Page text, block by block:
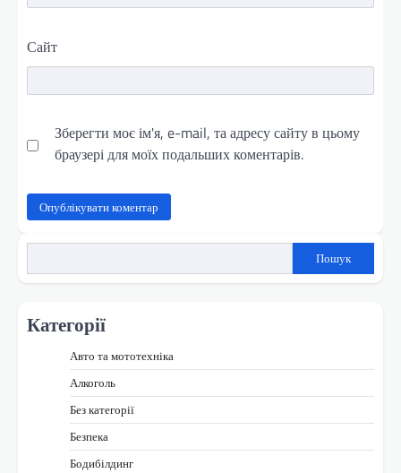
Сайт
Зберегти моє ім'я, e-mail, та адресу сайту в цьому
браузері для моїх подальших коментарів.
Пошук
Категорії
Авто та мототехніка
Алкоголь
Без категорії
Безпека
Бодибілдинг